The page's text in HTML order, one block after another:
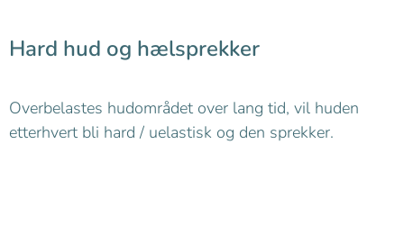
Hard hud og hælsprekker
Overbelastes hudområdet over lang tid, vil huden
etterhvert bli hard / uelastisk og den sprekker.